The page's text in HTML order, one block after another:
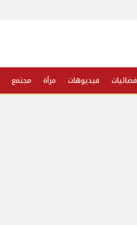
فضائيات فيديوهات مرأة مجتمع